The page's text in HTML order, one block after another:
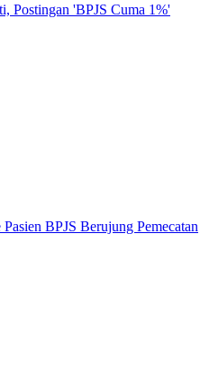
Postingan 'BPJS Cuma 1%'
BPJS Berujung Pemecatan